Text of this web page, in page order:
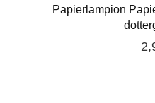
Papierlampion